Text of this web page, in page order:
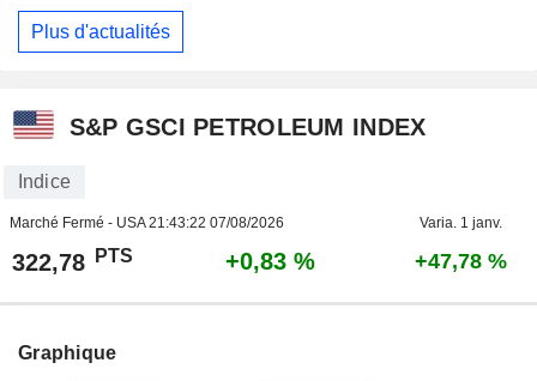
Plus d'actualités
S&P GSCI PETROLEUM INDEX
Indice
Marché Fermé - USA21:43:22 07/08/2026 Varia. 1 janv.
322,78 PTS +0,83 % +47,78 %
Graphique